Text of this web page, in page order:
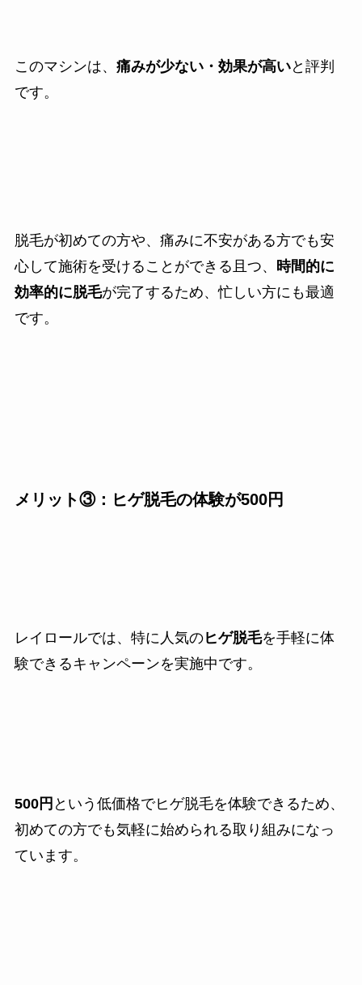
このマシンは、 痛みが少ない・効果が高いと評判
です。
脱毛が初めての方や、痛みに不安がある方でも安
心して施術を受けることができる且つ、
時間的に
効率的に脱毛が完了するため、忙しい方にも最適
です。
メリット③：ヒゲ脱毛の体験が500円
レイロールでは、特に人気のヒゲ脱毛を手軽に体
験できるキャンペーンを実施中です。
500円 という低価格でヒゲ脱毛を体験できるため、
初めての方でも気軽に始められる取り組みになっ
ています。